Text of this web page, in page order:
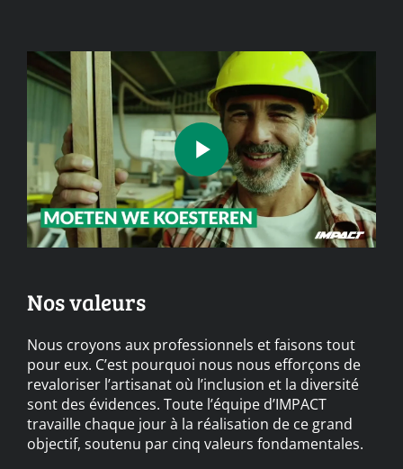
Nos valeurs
Nous croyons aux professionnels et faisons tout
pour eux. C’est pourquoi nous nous efforçons de
revaloriser l’artisanat où l’inclusion et la diversité
sont des évidences. Toute l’équipe d’IMPACT
travaille chaque jour à la réalisation de ce grand
objectif, soutenu par cinq valeurs fondamentales.